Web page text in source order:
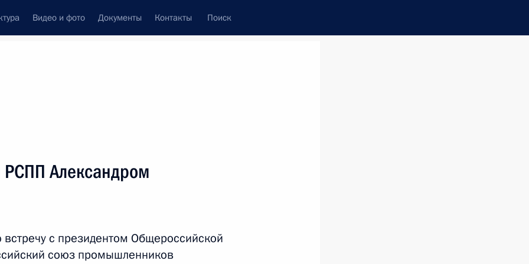
Видео и фото Документы Контакты Поиск
в Санкт-Петербург,
РСПП Александром
с президентом Общероссийской
союз промышленников